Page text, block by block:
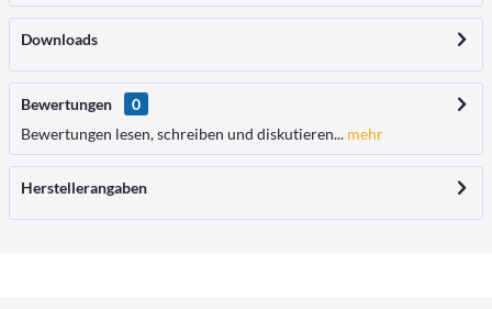
Downloads
Bewertungen
0
Bewertungen lesen, schreiben und diskutieren... mehr
Herstellerangaben